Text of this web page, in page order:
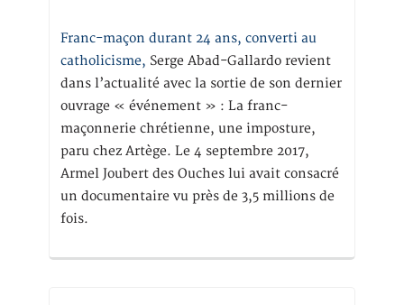
Franc-maçon durant 24 ans, converti au
catholicisme, Serge Abad-Gallardo revient
dans l’actualité avec la sortie de son dernier
ouvrage « événement » : La franc-
maçonnerie chrétienne, une imposture,
paru chez Artège. Le 4 septembre 2017,
Armel Joubert des Ouches lui avait consacré
un documentaire vu près de 3,5 millions de
fois.